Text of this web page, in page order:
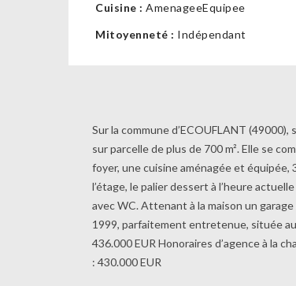
Cuisine : AmenageeEquipee
Mitoyenneté : Indépendant
Sur la commune d’ECOUFLANT (49000),
sur parcelle de plus de 700 m². Elle se
foyer, une cuisine aménagée et équipée,
l’étage, le palier dessert à l’heure
avec WC. Attenant à la maison un
1999, parfaitement entretenue, située
436.000 EUR Honoraires d’agence à la
: 430.000 EUR